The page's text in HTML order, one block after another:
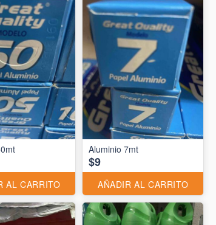
AL CARRITO
Aluminio 7mt
$9
AÑADIR AL CARRITO